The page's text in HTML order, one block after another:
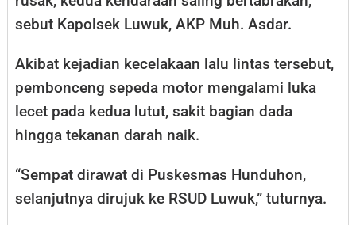
sebut Kapolsek Luwuk, AKP Muh. Asdar.
Akibat kejadian kecelakaan lalu lintas tersebut,
pembonceng sepeda motor mengalami luka
lecet pada kedua lutut, sakit bagian dada
hingga tekanan darah naik.
“Sempat dirawat di Puskesmas Hunduhon,
selanjutnya dirujuk ke RSUD Luwuk,” tuturnya.